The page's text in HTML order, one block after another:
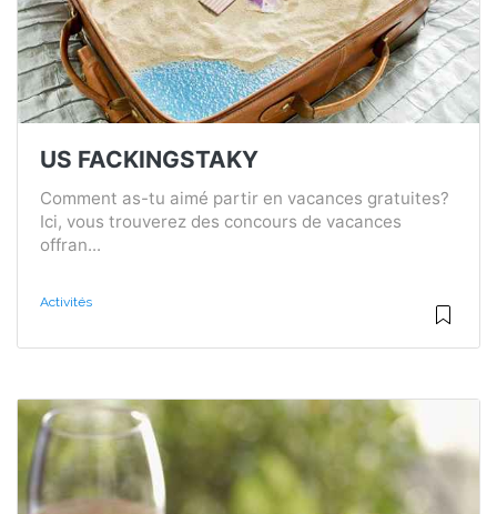
US FACKINGSTAKY
Comment as-tu aimé partir en vacances gratuites?
Ici, vous trouverez des concours de vacances
offran...
Activités